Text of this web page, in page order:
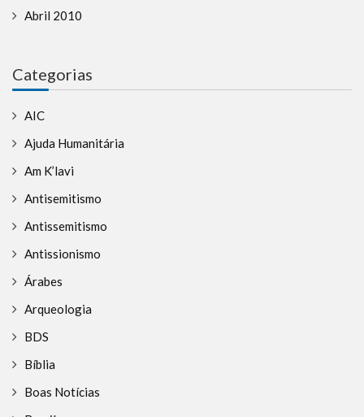
Abril 2010
Categorias
AIC
Ajuda Humanitária
Am K’lavi
Antisemitismo
Antissemitismo
Antissionismo
Árabes
Arqueologia
BDS
Bíblia
Boas Notícias